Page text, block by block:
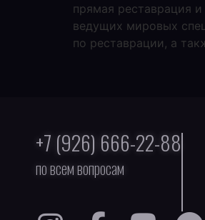
прямая реставрация
ведущих мировых
по реставрации, а
+7 (926) 666-22-88
по всем вопросам